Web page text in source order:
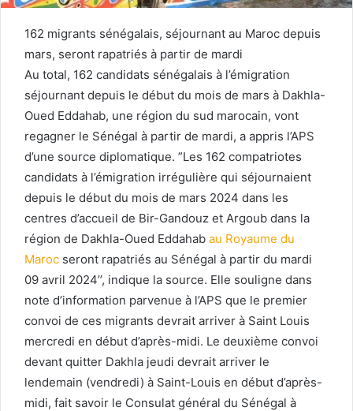
162 migrants sénégalais, séjournant au Maroc depuis
mars, seront rapatriés à partir de mardi
Au total, 162 candidats sénégalais à l’émigration
séjournant depuis le début du mois de mars à Dakhla-
Oued Eddahab, une région du sud marocain, vont
regagner le Sénégal à partir de mardi, a appris l’APS
d’une source diplomatique. ”Les 162 compatriotes
candidats à l’émigration irrégulière qui séjournaient
depuis le début du mois de mars 2024 dans les
centres d’accueil de Bir-Gandouz et Argoub dans la
région de Dakhla-Oued Eddahab au Royaume du
Maroc seront rapatriés au Sénégal à partir du mardi
09 avril 2024’’, indique la source. Elle souligne dans
note d’information parvenue à l’APS que le premier
convoi de ces migrants devrait arriver à Saint Louis
mercredi en début d’après-midi. Le deuxième convoi
devant quitter Dakhla jeudi devrait arriver le
lendemain (vendredi) à Saint-Louis en début d’après-
midi, fait savoir le Consulat général du Sénégal à